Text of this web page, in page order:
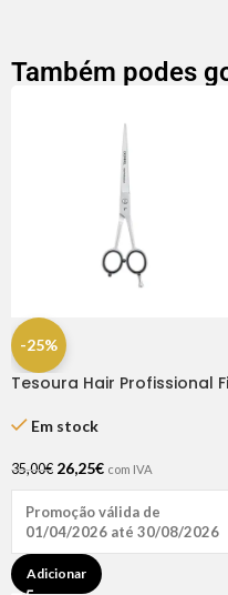
Também podes
-25%
Tesoura Hair Profissional
Em stock
35,00€ 26,25€ com IVA
Promoção válida de
01/04/2026 até 30/08/2026
Adicionar